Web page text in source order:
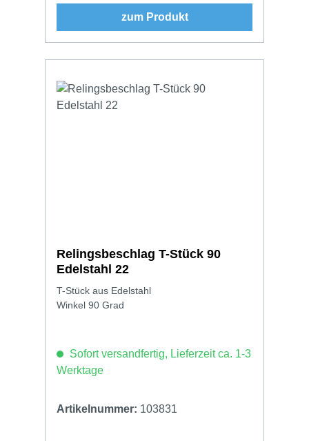
zum Produkt
Relingsbeschlag T-Stück 90
Edelstahl 22
T-Stück aus Edelstahl
Winkel 90 Grad
Sofort versandfertig, Lieferzeit ca. 1-3
Werktage
Artikelnummer: 103831